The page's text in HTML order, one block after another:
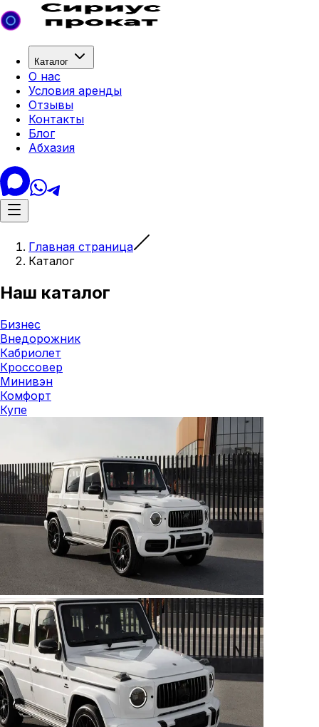
Каталог
О нас
Условия аренды
Отзывы
Контакты
Блог
Абхазия
Главная страница
Каталог
Наш каталог
Бизнес
Внедорожник
Кабриолет
Кроссовер
Минивэн
Комфорт
Купе